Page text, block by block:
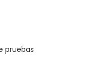
pruebas